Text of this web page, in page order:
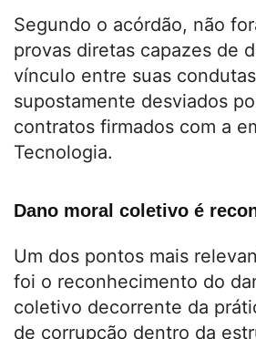
Segundo o acórdão, não
provas diretas capazes de
vínculo entre suas
supostamente desviados
contratos firmados com a
Tecnologia.
Dano moral coletivo é
Um dos pontos mais
foi o reconhecimento do
coletivo decorrente da
de corrupção dentro da